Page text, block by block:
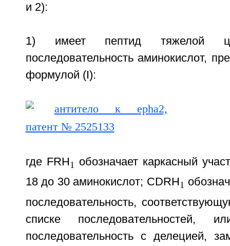
и 2):
1) имеет пептид тяжелой
последовательность аминокислот,
формулой (I):
где FRH1 обозначает каркасный
18 до 30 аминокислот; CDRH1
последовательность,
списке последовательностей,
последовательность с делецией,